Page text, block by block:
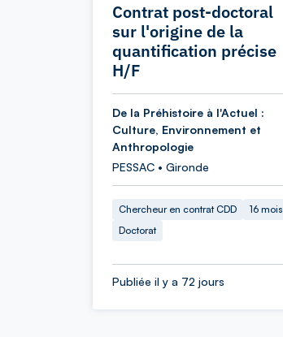
Contrat post-doctoral
sur l'origine de la
quantification précise
H/F
De la Préhistoire à l'Actuel :
Culture, Environnement et
Anthropologie
PESSAC • Gironde
Chercheur en contrat CDD
16 mois
Doctorat
Publiée il y a 72 jours